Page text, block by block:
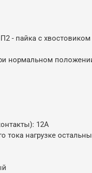
П2 - пайка с
нормальном
12А
нагрузке